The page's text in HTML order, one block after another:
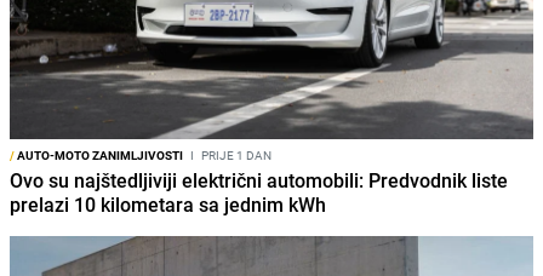
/AUTO-MOTO ZANIMLJIVOSTI I PRIJE 1 DAN
Ovo su najštedljiviji električni automobili: Predvodnik liste
prelazi 10 kilometara sa jednim kWh